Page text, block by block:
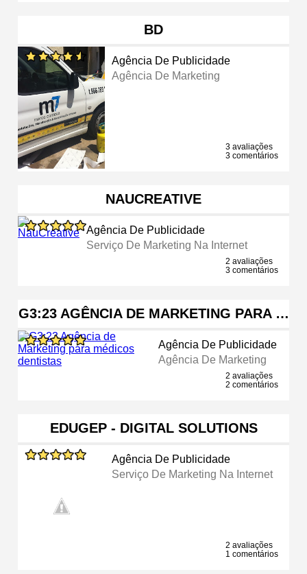
BD
Agência De Publicidade
Agência De Marketing
3 avaliações
3 comentários
NAUCREATIVE
Agência De Publicidade
Serviço De Marketing Na Internet
2 avaliações
3 comentários
G3:23 AGÊNCIA DE MARKETING PARA …
Agência De Publicidade
Agência De Marketing
2 avaliações
2 comentários
EDUGEP - DIGITAL SOLUTIONS
Agência De Publicidade
Serviço De Marketing Na Internet
2 avaliações
1 comentários